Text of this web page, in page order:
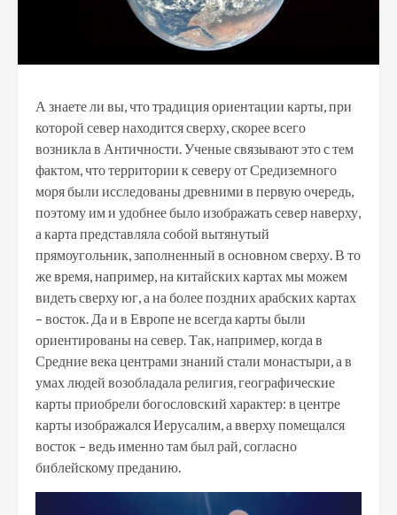
А знаете ли вы, что традиция ориентации карты, при
которой север находится сверху, скорее всего
возникла в Античности. Ученые связывают это с тем
фактом, что территории к северу от Средиземного
моря были исследованы древними в первую очередь,
поэтому им и удобнее было изображать север наверху,
а карта представляла собой вытянутый
прямоугольник, заполненный в основном сверху. В то
же время, например, на китайских картах мы можем
видеть сверху юг, а на более поздних арабских картах
– восток. Да и в Европе не всегда карты были
ориентированы на север. Так, например, когда в
Средние века центрами знаний стали монастыри, а в
умах людей возобладала религия, географические
карты приобрели богословский характер: в центре
карты изображался Иерусалим, а вверху помещался
восток – ведь именно там был рай, согласно
библейскому преданию.